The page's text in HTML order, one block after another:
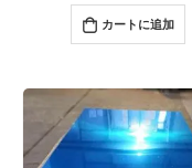
カートに追加